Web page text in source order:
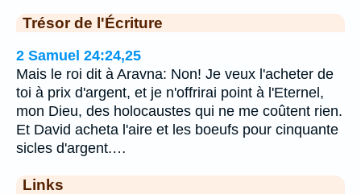
Trésor de l'Écriture
2 Samuel 24:24,25
Mais le roi dit à Aravna: Non! Je veux l'acheter de
toi à prix d'argent, et je n'offrirai point à l'Eternel,
mon Dieu, des holocaustes qui ne me coûtent rien.
Et David acheta l'aire et les boeufs pour cinquante
sicles d'argent.…
Links